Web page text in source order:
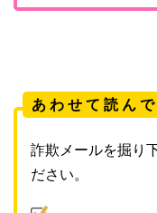
あ わ せ て 読 ん
詐欺メールを掘り
ださい。